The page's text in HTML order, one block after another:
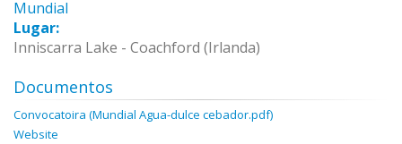
Mundial
Lugar:
Inniscarra Lake - Coachford (Irlanda)
Documentos
Convocatoira (Mundial Agua-dulce cebador.pdf)
Website